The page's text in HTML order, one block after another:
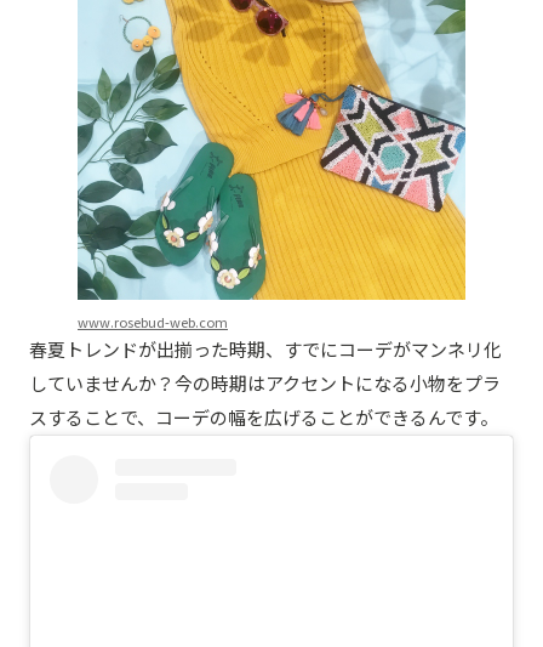
www.rosebud-web.com
春夏トレンドが出揃った時期、すでにコーデがマンネリ化
していませんか？今の時期はアクセントになる小物をプラ
スすることで、コーデの幅を広げることができるんです。